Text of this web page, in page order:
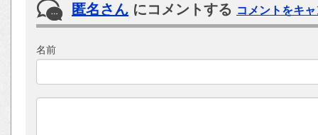
匿名さん にコメントする コメントをキ
名前